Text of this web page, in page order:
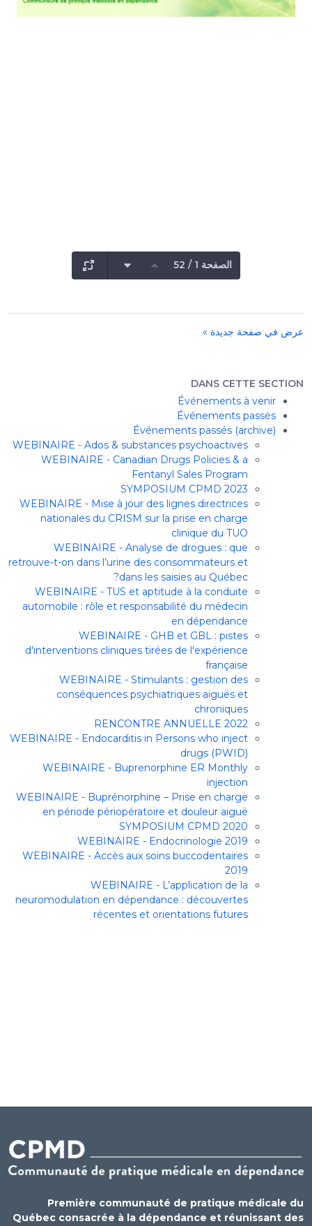
الصفحة 1 / 52
عرض في صفحة جديدة »
DANS CETTE SECTION
Événements à venir
Événements passés
Événements passés (archive)
WEBINAIRE - Ados & substances psychoactives
WEBINAIRE - Canadian Drugs Policies & a
Fentanyl Sales Program
SYMPOSIUM CPMD 2023
WEBINAIRE - Mise à jour des lignes directrices
nationales du CRISM sur la prise en charge
clinique du TUO
WEBINAIRE - Analyse de drogues : que
retrouve-t-on dans l’urine des consommateurs et
dans les saisies au Québec?
WEBINAIRE - TUS et aptitude à la conduite
automobile : rôle et responsabilité du médecin
en dépendance
WEBINAIRE - GHB et GBL : pistes
d'interventions cliniques tirées de l'expérience
française
WEBINAIRE - Stimulants : gestion des
conséquences psychiatriques aiguës et
chroniques
RENCONTRE ANNUELLE 2022
WEBINAIRE - Endocarditis in Persons who inject
drugs (PWID)
WEBINAIRE - Buprenorphine ER Monthly
injection
WEBINAIRE - Buprénorphine – Prise en charge
en période périopératoire et douleur aiguë
SYMPOSIUM CPMD 2020
WEBINAIRE - Endocrinologie 2019
WEBINAIRE - Accès aux soins buccodentaires
2019
WEBINAIRE - L’application de la
neuromodulation en dépendance : découvertes
récentes et orientations futures
Première communauté de pratique médicale du
Québec consacrée à la dépendance et réunissant des